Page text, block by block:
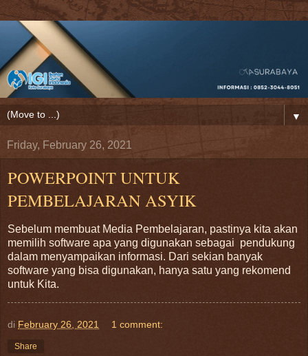
▼
Friday, February 26, 2021
POWERPOINT UNTUK
PEMBELAJARAN ASYIK
Sebelum membuat Media Pembelajaran, pastinya kita akan
memilih software apa yang digunakan sebagai pendukung
dalam menyampaikan informasi. Dari sekian banyak
software yang bisa digunakan, hanya satu yang rekomend
untuk Kita.
di February 26, 2021 1 comment:
Share